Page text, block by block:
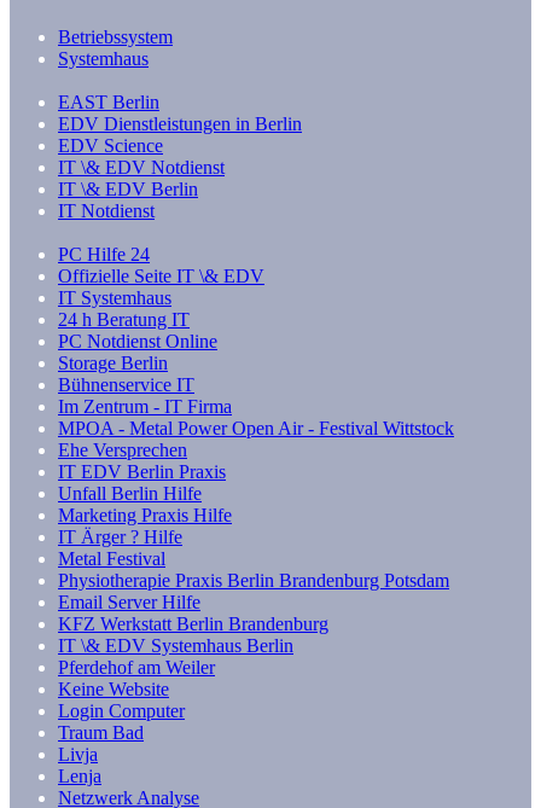
Betriebssystem
Systemhaus
EAST Berlin
EDV Dienstleistungen in Berlin
EDV Science
IT \& EDV Notdienst
IT \& EDV Berlin
IT Notdienst
PC Hilfe 24
Offizielle Seite IT \& EDV
IT Systemhaus
24 h Beratung IT
PC Notdienst Online
Storage Berlin
Bühnenservice IT
Im Zentrum - IT Firma
MPOA - Metal Power Open Air - Festival Wittstock
Ehe Versprechen
IT EDV Berlin Praxis
Unfall Berlin Hilfe
Marketing Praxis Hilfe
IT Ärger ? Hilfe
Metal Festival
Physiotherapie Praxis Berlin Brandenburg Potsdam
Email Server Hilfe
KFZ Werkstatt Berlin Brandenburg
IT \& EDV Systemhaus Berlin
Pferdehof am Weiler
Keine Website
Login Computer
Traum Bad
Livja
Lenja
Netzwerk Analyse